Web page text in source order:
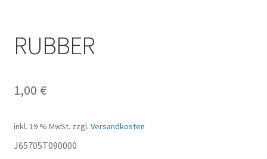
RUBBER
1,00 €
inkl. 19 % MwSt. zzgl. Versandkosten
J65705T090000